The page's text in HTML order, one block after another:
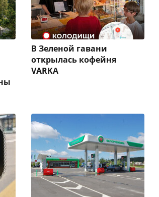
В Зеленой гавани
открылась кофейня
VARKA